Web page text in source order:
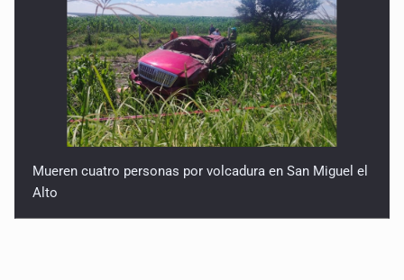
Mueren cuatro personas por volcadura en San Miguel el
Alto